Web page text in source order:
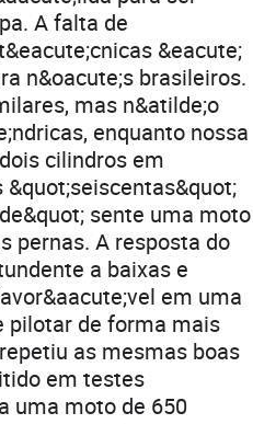
A falta de
&eacute;
n&oacute;s brasileiros.
mas n&atilde;o
enquanto nossa
cilindros em
sente uma moto
pernas. A resposta do
a baixas e
em uma
pilotar de forma mais
as mesmas boas
em testes
uma moto de 650